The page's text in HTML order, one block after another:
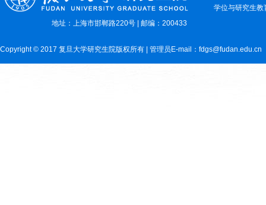
地址：上海市邯郸路220号 | 邮编：200433
学位与研究生教
Copyright © 2017 复旦大学研究生院版权所有 | 管理员E-mail：fdgs@fudan.edu.cn